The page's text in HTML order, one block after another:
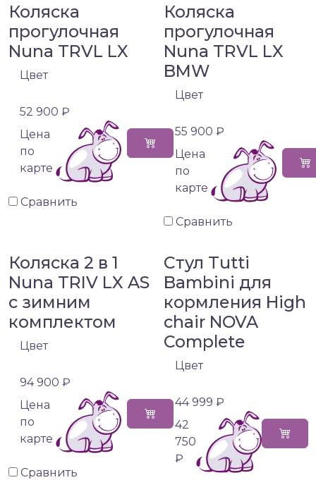
Коляска
прогулочная
Nuna TRVL LX
Цвет
52 900 ₽
Цена
по
карте
Сравнить
Коляска
прогулочная
Nuna TRVL LX
BMW
Цвет
55 900 ₽
Цена
по
карте
Сравнить
Коляска 2 в 1
Nuna TRIV LX AS
с зимним
комплектом
Цвет
94 900 ₽
Цена
по
карте
Сравнить
Стул Tutti
Bambini для
кормления High
chair NOVA
Complete
Цвет
44 999 ₽
42
750
₽